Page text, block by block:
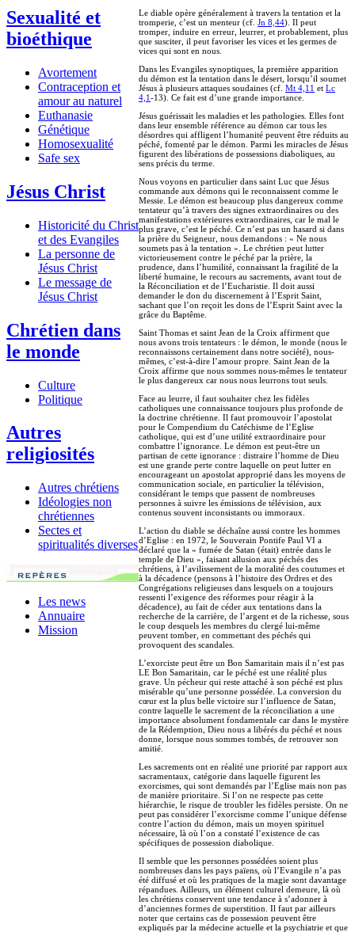
Sexualité et
bioéthique
Avortement
Contraception et
amour au naturel
Euthanasie
Génétique
Homosexualité
Safe sex
Jésus Christ
Historicité du Christ
et des Evangiles
La personne de
Jésus Christ
Le message de
Jésus Christ
Chrétien dans
le monde
Culture
Politique
Autres
religiosités
Autres chrétiens
Idéologies non
chrétiennes
Sectes et
spiritualités diverses
Les news
Annuaire
Mission
Le diable opère généralement à travers la tentation et la
tromperie, c’est un menteur (cf. Jn 8,44). Il peut
tromper, induire en erreur, leurrer, et probablement, plus
que susciter, il peut favoriser les vices et les germes de
vices qui sont en nous.
Dans les Evangiles synoptiques, la première apparition
du démon est la tentation dans le désert, lorsqu’il soumet
Jésus à plusieurs attaques soudaines (cf. Mt 4,11 et Lc
4,1-13). Ce fait est d’une grande importance.
Jésus guérissait les maladies et les pathologies. Elles font
dans leur ensemble référence au démon car tous les
désordres qui affligent l’humanité peuvent être réduits au
péché, fomenté par le démon. Parmi les miracles de Jésus
figurent des libérations de possessions diaboliques, au
sens précis du terme.
Nous voyons en particulier dans saint Luc que Jésus
commande aux démons qui le reconnaissent comme le
Messie. Le démon est beaucoup plus dangereux comme
tentateur qu’à travers des signes extraordinaires ou des
manifestations extérieures extraordinaires, car le mal le
plus grave, c’est le péché. Ce n’est pas un hasard si dans
la prière du Seigneur, nous demandons : « Ne nous
soumets pas à la tentation ». Le chrétien peut lutter
victorieusement contre le péché par la prière, la
prudence, dans l’humilité, connaissant la fragilité de la
liberté humaine, le recours au sacrements, avant tout de
la Réconciliation et de l’Eucharistie. Il doit aussi
demander le don du discernement à l’Esprit Saint,
sachant que l’on reçoit les dons de l’Esprit Saint avec la
grâce du Baptême.
Saint Thomas et saint Jean de la Croix affirment que
nous avons trois tentateurs : le démon, le monde (nous le
reconnaissons certainement dans notre société), nous-
mêmes, c’est-à-dire l’amour propre. Saint Jean de la
Croix affirme que nous sommes nous-mêmes le tentateur
le plus dangereux car nous nous leurrons tout seuls.
Face au leurre, il faut souhaiter chez les fidèles
catholiques une connaissance toujours plus profonde de
la doctrine chrétienne. Il faut promouvoir l’apostolat
pour le Compendium du Catéchisme de l’Eglise
catholique, qui est d’une utilité extraordinaire pour
combattre l’ignorance. Le démon est peut-être un
partisan de cette ignorance : distraire l’homme de Dieu
est une grande perte contre laquelle on peut lutter en
encourageant un apostolat approprié dans les moyens de
communication sociale, en particulier la télévision,
considérant le temps que passent de nombreuses
personnes à suivre les émissions de télévision, aux
contenus souvent inconsistants ou immoraux.
L’action du diable se déchaîne aussi contre les hommes
d’Eglise : en 1972, le Souverain Pontife Paul VI a
déclaré que la « fumée de Satan (était) entrée dans le
temple de Dieu », faisant allusion aux péchés des
chrétiens, à l’avilissement de la moralité des coutumes et
à la décadence (pensons à l’histoire des Ordres et des
Congrégations religieuses dans lesquels on a toujours
ressenti l’exigence des réformes pour réagir à la
décadence), au fait de céder aux tentations dans la
recherche de la carrière, de l’argent et de la richesse, sous
le coup desquels les membres du clergé lui-même
peuvent tomber, en commettant des péchés qui
provoquent des scandales.
L’exorciste peut être un Bon Samaritain mais il n’est pas
LE Bon Samaritain, car le péché est une réalité plus
grave. Un pécheur qui reste attaché à son péché est plus
misérable qu’une personne possédée. La conversion du
cœur est la plus belle victoire sur l’influence de Satan,
contre laquelle le sacrement de la réconciliation a une
importance absolument fondamentale car dans le mystère
de la Rédemption, Dieu nous a libérés du péché et nous
donne, lorsque nous sommes tombés, de retrouver son
amitié.
Les sacrements ont en réalité une priorité par rapport aux
sacramentaux, catégorie dans laquelle figurent les
exorcismes, qui sont demandés par l’Eglise mais non pas
de manière prioritaire. Si l’on ne respecte pas cette
hiérarchie, le risque de troubler les fidèles persiste. On ne
peut pas considérer l’exorcisme comme l’unique défense
contre l’action du démon, mais un moyen spirituel
nécessaire, là où l’on a constaté l’existence de cas
spécifiques de possession diabolique.
Il semble que les personnes possédées soient plus
nombreuses dans les pays païens, où l’Evangile n’a pas
été diffusé et où les pratiques de la magie sont davantage
répandues. Ailleurs, un élément culturel demeure, là où
les chrétiens conservent une tendance à s’adonner à
d’anciennes formes de superstition. Il faut par ailleurs
noter que certains cas de possession peuvent être
expliqués par la médecine actuelle et la psychiatrie et que